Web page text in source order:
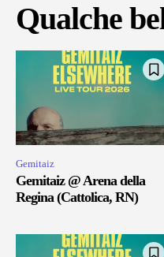
Qualche
Gemitaiz
Gemitaiz @ Arena della
Regina (Cattolica, RN)